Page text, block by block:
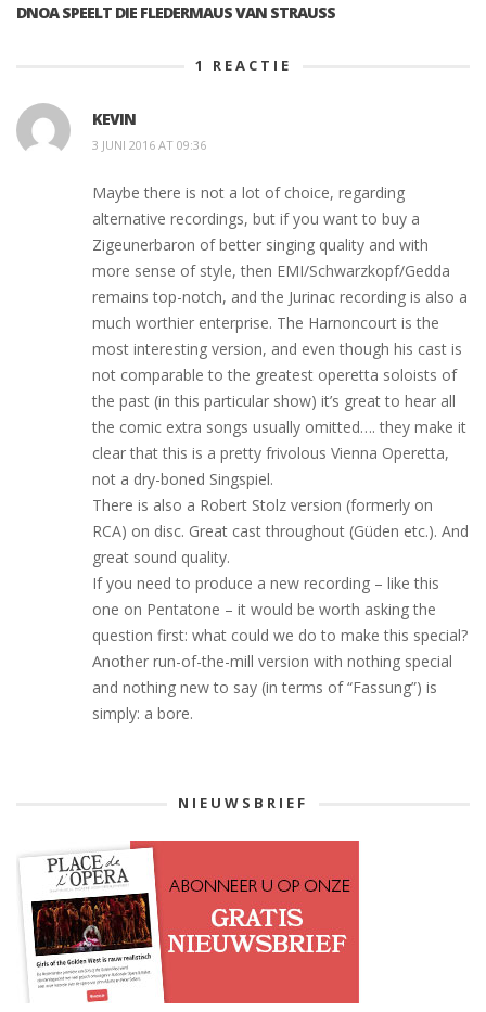
DNOA SPEELT DIE FLEDERMAUS VAN STRAUSS
1 REACTIE
KEVIN
3 JUNI 2016 AT 09:36
Maybe there is not a lot of choice, regarding
alternative recordings, but if you want to buy a
Zigeunerbaron of better singing quality and with
more sense of style, then EMI/Schwarzkopf/Gedda
remains top-notch, and the Jurinac recording is also a
much worthier enterprise. The Harnoncourt is the
most interesting version, and even though his cast is
not comparable to the greatest operetta soloists of
the past (in this particular show) it’s great to hear all
the comic extra songs usually omitted…. they make it
clear that this is a pretty frivolous Vienna Operetta,
not a dry-boned Singspiel.
There is also a Robert Stolz version (formerly on
RCA) on disc. Great cast throughout (Güden etc.). And
great sound quality.
If you need to produce a new recording – like this
one on Pentatone – it would be worth asking the
question first: what could we do to make this special?
Another run-of-the-mill version with nothing special
and nothing new to say (in terms of “Fassung”) is
simply: a bore.
NIEUWSBRIEF